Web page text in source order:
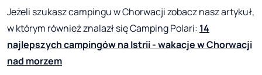
Jeżeli szukasz campingu w Chorwacji zobacz nasz artykuł,
w którym również znalazł się Camping Polari: 14
najlepszych campingów na Istrii - wakacje w Chorwacji
nad morzem